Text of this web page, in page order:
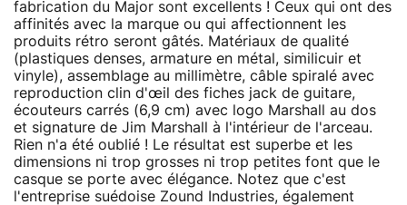
fabrication du Major sont excellents ! Ceux qui ont des
affinités avec la marque ou qui affectionnent les
produits rétro seront gâtés. Matériaux de qualité
(plastiques denses, armature en métal, similicuir et
vinyle), assemblage au millimètre, câble spiralé avec
reproduction clin d'œil des fiches jack de guitare,
écouteurs carrés (6,9 cm) avec logo Marshall au dos
et signature de Jim Marshall à l'intérieur de l'arceau.
Rien n'a été oublié ! Le résultat est superbe et les
dimensions ni trop grosses ni trop petites font que le
casque se porte avec élégance. Notez que c'est
l'entreprise suédoise Zound Industries, également